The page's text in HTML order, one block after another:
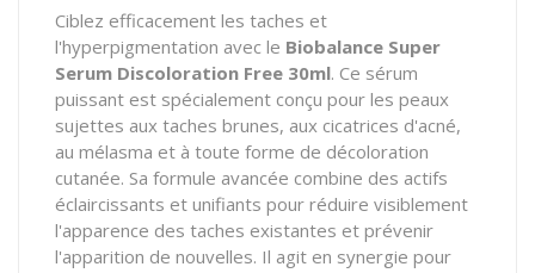
Ciblez efficacement les taches et
l'hyperpigmentation avec le Biobalance Super
Serum Discoloration Free 30ml. Ce sérum
puissant est spécialement conçu pour les peaux
sujettes aux taches brunes, aux cicatrices d'acné,
au mélasma et à toute forme de décoloration
cutanée. Sa formule avancée combine des actifs
éclaircissants et unifiants pour réduire visiblement
l'apparence des taches existantes et prévenir
l'apparition de nouvelles. Il agit en synergie pour